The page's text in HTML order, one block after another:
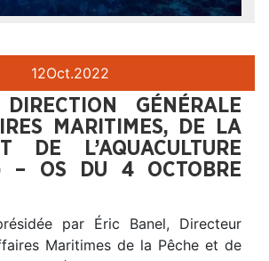
12Oct.2022
GÉNÉRALE
MARITIMES, DE LA
DE L’AQUACULTURE
– OS DU 4 OCTOBRE
par Éric Banel, Directeur
Maritimes de la Pêche et de